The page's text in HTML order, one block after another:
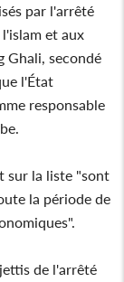
par l'arrêté
et aux
Ghali, secondé
l'État
responsable
sur la liste "sont
la période de
de l'arrêté